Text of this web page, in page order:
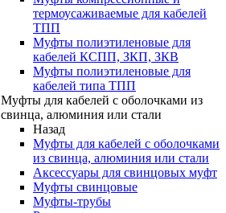
термоусаживаемые для кабелей
ТПП
Муфты полиэтиленовые для
кабелей КСПП, ЗКП, ЗКВ
Муфты полиэтиленовые для
кабелей типа ТПП
Муфты для кабелей с оболочками из
свинца, алюминия или стали
Назад
Муфты для кабелей с оболочками
из свинца, алюминия или стали
Аксессуары для свинцовых муфт
Муфты свинцовые
Муфты-трубы